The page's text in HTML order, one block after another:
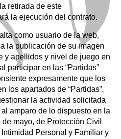
retirada de este
la ejecución del contrato.
como usuario de la web,
la publicación de su imagen
y apellidos y nivel de juego en
participar en las “Partidas”
expresamente que los
los apartados de “Partidas”,
la actividad solicitada
amparo de lo dispuesto en la
mayo, de Protección Civil
Personal y Familiar y